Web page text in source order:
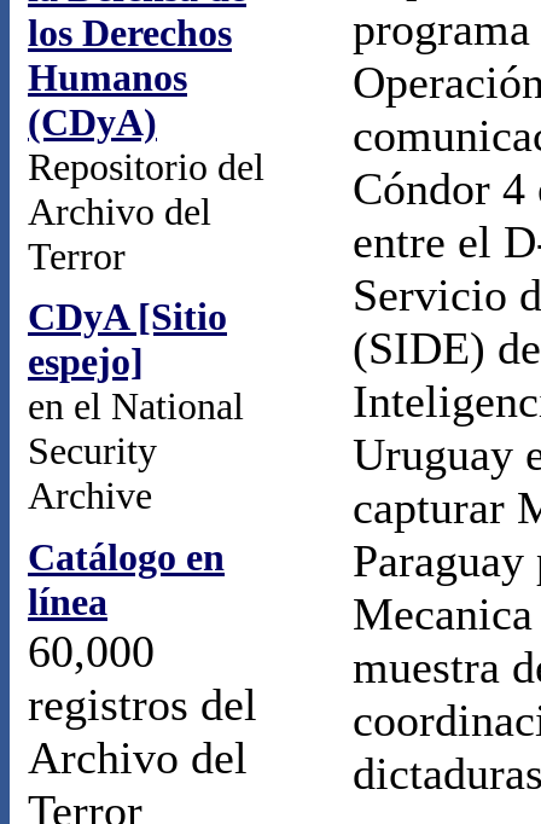
los Derechos
Humanos
(CDyA)
Repositorio del
Archivo del
Terror
CDyA [Sitio
espejo]
en el National
Security
Archive
Catálogo en
línea
60,000
registros del
Archivo del
Terror
programa
Cóndor 4
entre el
Servicio
(SIDE)
Uruguay
capturar
muestra